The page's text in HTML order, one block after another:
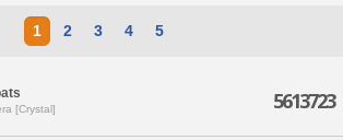
1 2 3 4 5
[Crystal] 5613723